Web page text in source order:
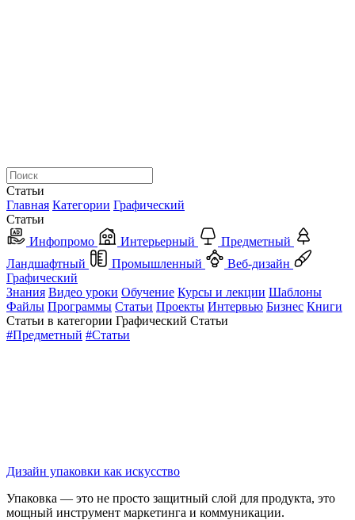
Статьи
Главная Категории Графический
Статьи
Инфопромо
Интерьерный
Предметный
Ландшафтный
Промышленный
Веб-дизайн
Графический
Знания Видео уроки Обучение Курсы и лекции Шаблоны
Файлы Программы Статьи Проекты Интервью Бизнес Книги
Статьи в категории Графический Статьи
#Предметный #Статьи
Дизайн упаковки как искусство
Упаковка — это не просто защитный слой для продукта, это
мощный инструмент маркетинга и коммуникации.